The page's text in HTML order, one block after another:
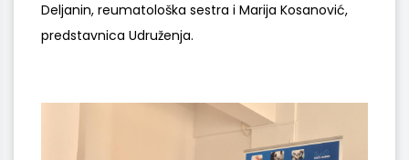
Deljanin, reumatološka sestra i Marija Kosanović,
predstavnica Udruženja.